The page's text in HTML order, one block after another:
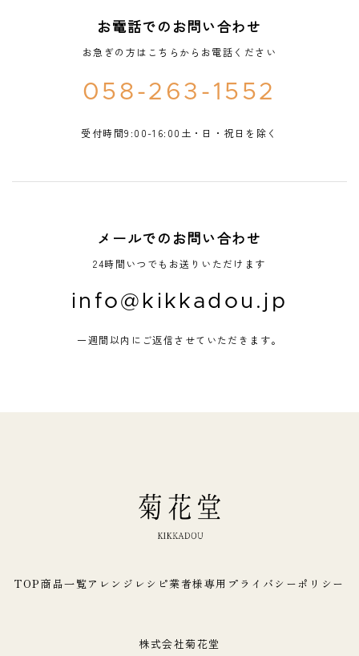
お電話でのお問い合わせ
お急ぎの方はこちらからお電話ください
058-263-1552
受付時間9:00-16:00土・日・祝日を除く
メールでのお問い合わせ
24時間いつでもお送りいただけます
info@kikkadou.jp
一週間以内にご返信させていただきます。
TOP商品一覧アレンジレシピ業者様専用 プライバシーポリシー
株式会社菊花堂